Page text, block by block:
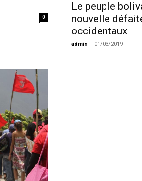
0
Le peuple
nouvelle
occidentaux
admin - 01/03/2019